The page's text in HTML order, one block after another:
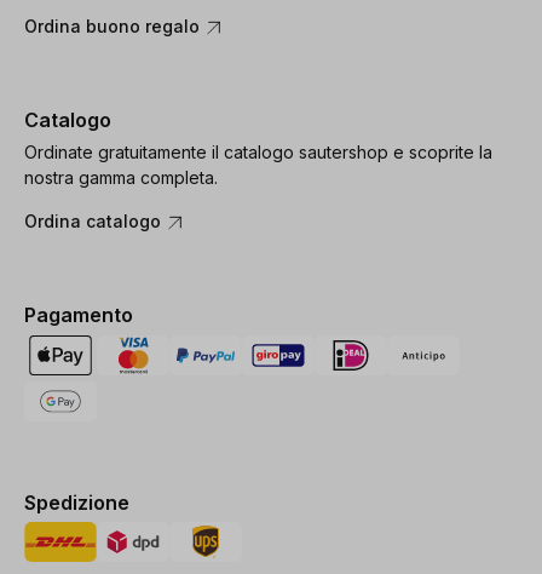
Ordina buono regalo
Catalogo
Ordinate gratuitamente il catalogo sautershop e scoprite la
nostra gamma completa.
Ordina catalogo
Pagamento
Spedizione